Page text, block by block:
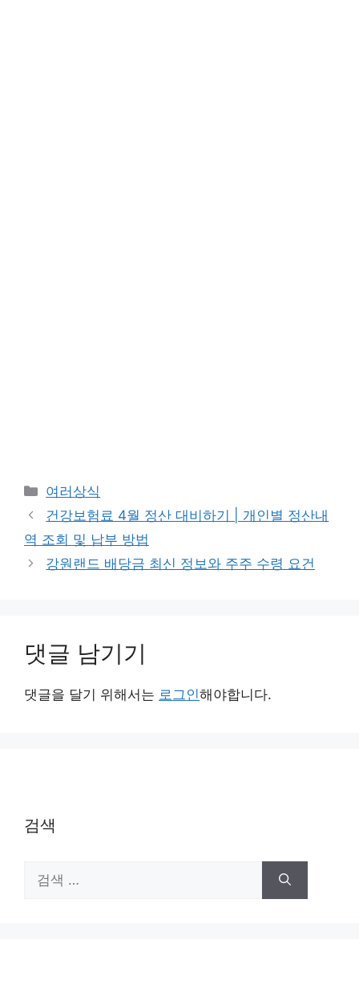
카
테
리
여러상식
건강보험료 4월 정산 대비하기 | 개인별 정산내
역 조회 및 납부 방법
강원랜드 배당금 최신 정보와 주주 수령 요건
댓글 남기기
댓글을 달기 위해서는 로그인해야합니다.
검색
색: